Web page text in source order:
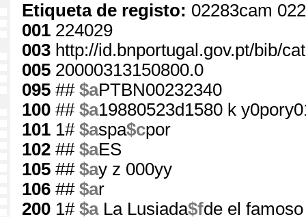
Etiqueta de registo: 02283cam
001 224029
003 http://id.bnportugal.gov.pt/bib/
005 20000313150800.0
095 ## $aPTBN00232340
100 ## $a19880523d1580 k
101 1# $aspa$cpor
102 ## $aES
105 ## $ay z 000yy
106 ## $ar
200 1# $aLa Lusiada$fde el